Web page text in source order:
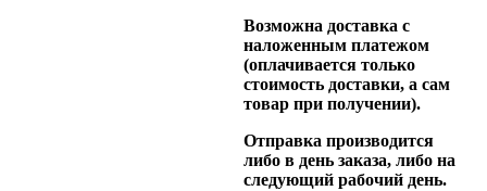
Возможна доставка с
наложенным платежом
(оплачивается только
стоимость доставки, а сам
товар при получении).
Отправка производится
либо в день заказа, либо на
следующий рабочий день.